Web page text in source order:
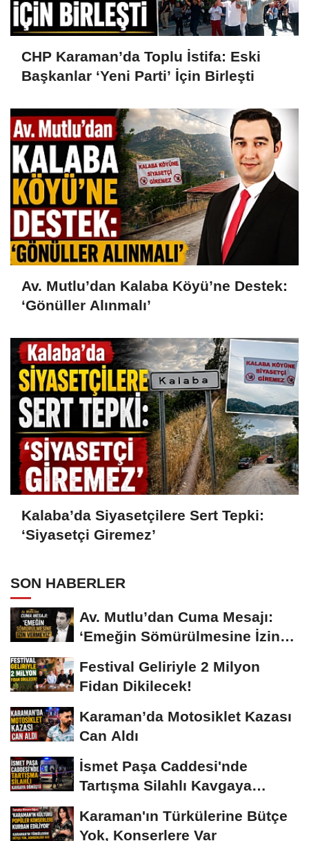
CHP Karaman’da Toplu İstifa: Eski
Başkanlar ‘Yeni Parti’ İçin Birleşti
Av. Mutlu’dan Kalaba Köyü’ne Destek:
‘Gönüller Alınmalı’
Kalaba’da Siyasetçilere Sert Tepki:
‘Siyasetçi Giremez’
SON HABERLER
Av. Mutlu’dan Cuma Mesajı:
‘Emeğin Sömürülmesine İzin
Festival Geliriyle 2 Milyon
Fidan Dikilecek!
Karaman’da Motosiklet Kazası
Can Aldı
İsmet Paşa Caddesi'nde
Tartışma Silahlı Kavgaya
Karaman'ın Türkülerine Bütçe
Yok, Konserlere Var